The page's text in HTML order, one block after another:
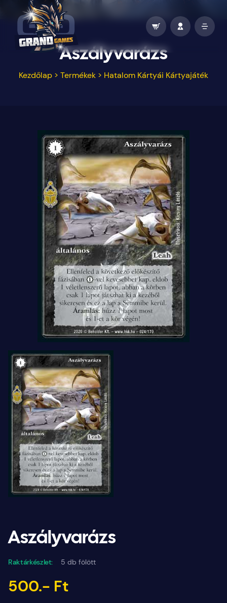
Aszályvarázs
Kezdőlap > Termékek > Hatalom Kártyái Kártyajáték
Aszályvarázs
Raktárkészlet: 5 db fölött
500.- Ft